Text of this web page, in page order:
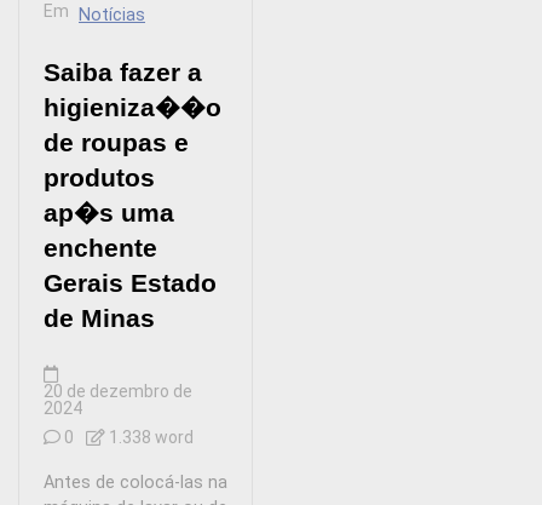
Em Notícias
Saiba fazer a
higieniza��o
de roupas e
produtos
ap�s uma
enchente
Gerais Estado
de Minas
20 de dezembro de
2024
0
1.338 word
Antes de colocá-las na